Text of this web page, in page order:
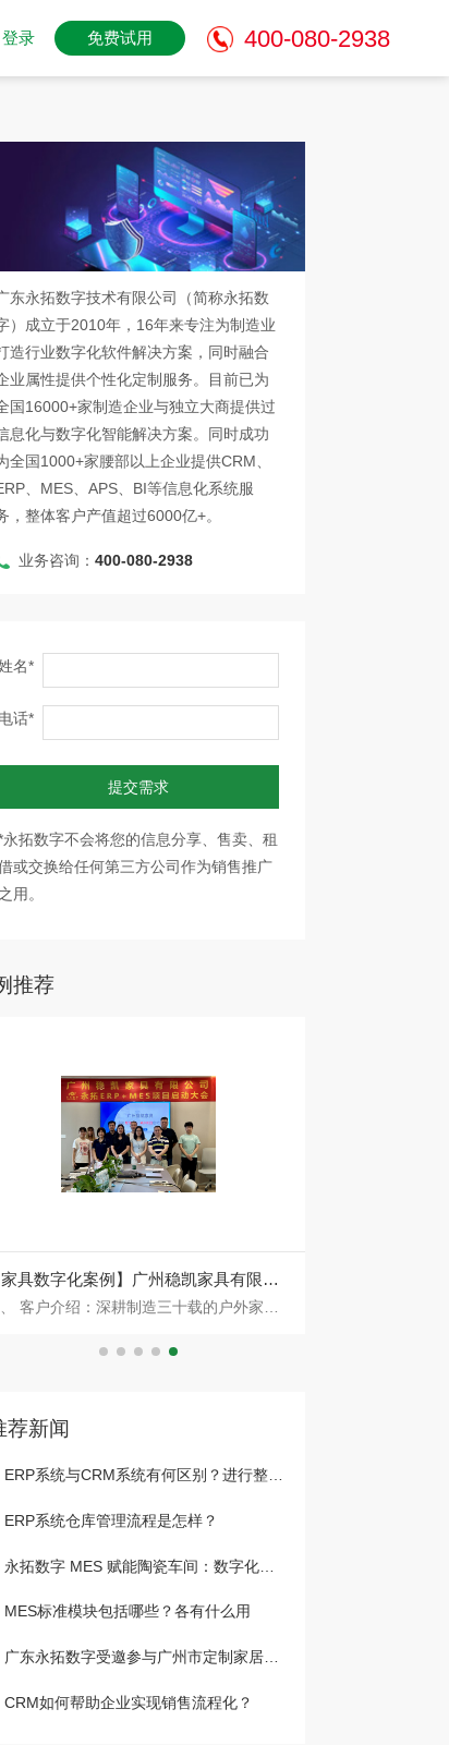
登录 免费试用 400-080-2938
东永拓数字技术有限公司（简称永拓数
）成立于2010年，16年来专注为制造业
造行业数字化软件解决方案，同时融合
业属性提供个性化定制服务。目前已为
国16000+家制造企业与独立大商提供过
息化与数字化智能解决方案。同时成功
全国1000+家腰部以上企业提供CRM、
、MES、APS、BI等信息化系统服
，整体客户产值超过6000亿+。
业务咨询：400-080-2938
名*
电话*
提交需求
永拓数字不会将您的信息分享、售卖、租
或交换给任何第三方公司作为销售推广
之用。
推荐
【红木家具生产ERP案例】浙江卓木王家
具CRM、ERP、MES数字化案例
一、 客户介绍：中式精致生活的引领者 浙江
创始于1983年，是红木家具与高端中式整装
荐新闻
ERP系统与CRM系统有何区别？进行整合
ERP系统仓库管理流程是怎样？
永拓数字 MES 赋能陶瓷车间：数字化升
MES标准模块包括哪些？各有什么用
广东永拓数字受邀参与广州市定制家居行
CRM如何帮助企业实现销售流程化？